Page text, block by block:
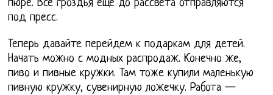
пюре. Все гроздья еще до рассвета отправляются
под пресс.
Теперь давайте перейдем к подаркам для детей.
Начать можно с модных распродаж. Конечно же,
пиво и пивные кружки. Там тоже купили маленькую
пивную кружку, сувенирную ложечку. Работа —